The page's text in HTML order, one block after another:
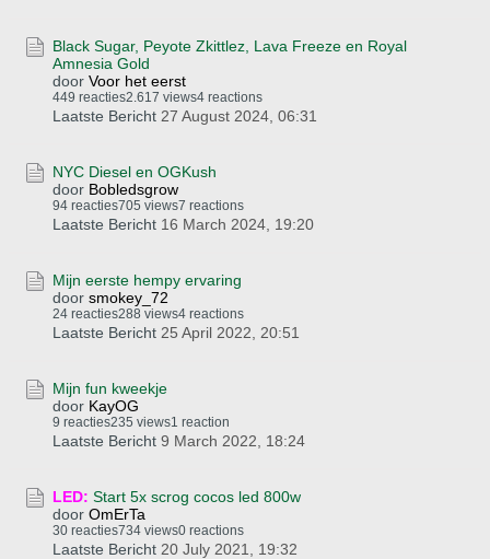
Black Sugar, Peyote Zkittlez, Lava Freeze en Royal
Amnesia Gold
door Voor het eerst
449 reacties2.617 views4 reactions
Laatste Bericht 27 August 2024, 06:31
NYC Diesel en OGKush
door Bobledsgrow
94 reacties705 views7 reactions
Laatste Bericht 16 March 2024, 19:20
Mijn eerste hempy ervaring
door smokey_72
24 reacties288 views4 reactions
Laatste Bericht 25 April 2022, 20:51
Mijn fun kweekje
door KayOG
9 reacties235 views1 reaction
Laatste Bericht 9 March 2022, 18:24
LED: Start 5x scrog cocos led 800w
door OmErTa
30 reacties734 views0 reactions
Laatste Bericht 20 July 2021, 19:32